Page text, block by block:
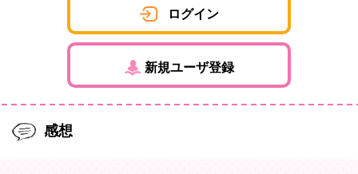
ログイン
新規ユーザ登録
感想